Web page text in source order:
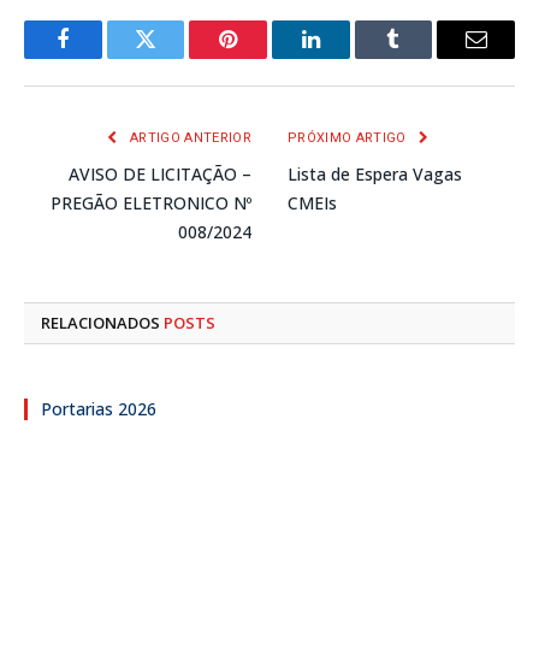
FacebookTwitter Pinterest LinkedInTumblr
E-
ARTIGO ANTERIOR
AVISO DE LICITAÇÃO –
PREGÃO ELETRONICO Nº
008/2024
PRÓXIMO ARTIGO
Lista de Espera Vagas
CMEIs
RELACIONADOS POSTS
Portarias 2026